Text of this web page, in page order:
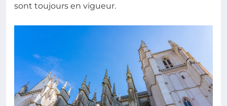
sont toujours en vigueur.